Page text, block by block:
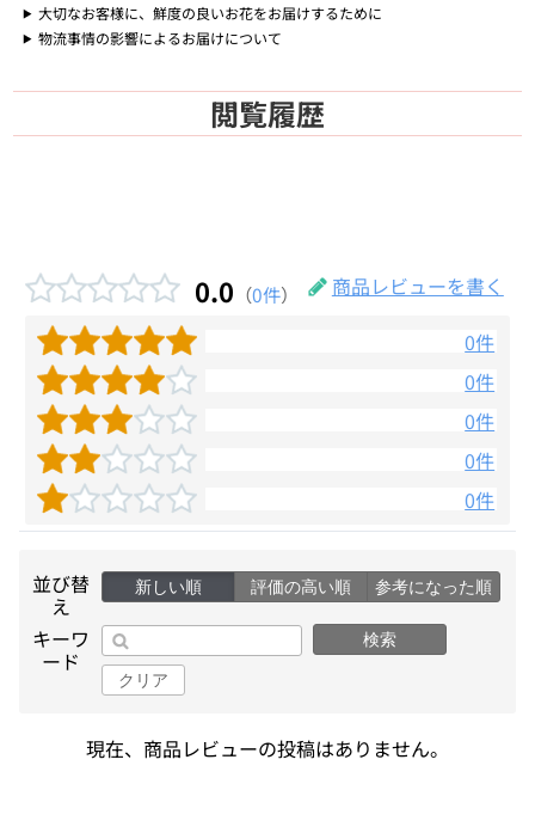
大切なお客様に、鮮度の良いお花をお届けするために
物流事情の影響によるお届けについて
閲覧履歴
0.0 （0件）
商品レビューを書く
0件
0件
0件
0件
0件
並び替
え
新しい順 評価の高い順 参考になった順
キーワ
ード
検索
クリア
現在、商品レビューの投稿はありません。